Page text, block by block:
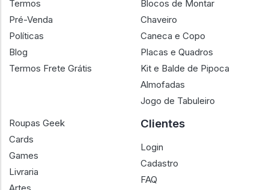
Termos
Pré-Venda
Políticas
Blog
Termos Frete Grátis
Blocos de Montar
Chaveiro
Caneca e Copo
Placas e Quadros
Kit e Balde de Pipoca
Almofadas
Jogo de Tabuleiro
Roupas Geek
Cards
Games
Livraria
Clientes
Login
Cadastro
FAQ